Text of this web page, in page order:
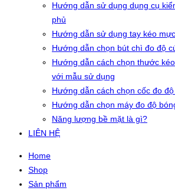
Hướng dẫn sử dụng dụng cụ
phủ
Hướng dẫn sử dụng tay kéo
Hướng dẫn chọn bút chì đo độ
Hướng dẫn cách chọn thước
với mẫu sử dụng
Hướng dẫn cách chọn cốc đo
Hướng dẫn chọn máy đo độ
Năng lượng bề mặt là gì?
LIÊN HỆ
Home
Shop
Sản phẩm